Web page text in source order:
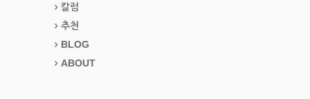
칼럼
추천
BLOG
ABOUT